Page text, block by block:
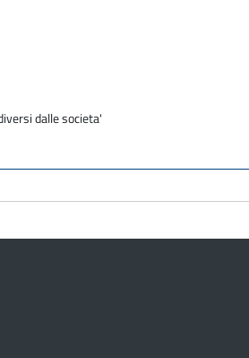
dalle societa'